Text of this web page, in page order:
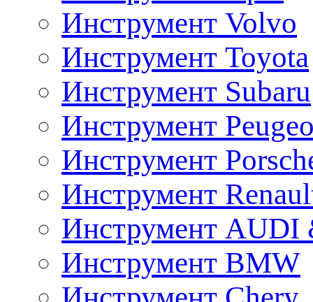
Инструмент Volvo
Инструмент Toyota
Инструмент Subaru
Инструмент
Инструмент
Инструмент
Инструмент AUDI
Инструмент BMW